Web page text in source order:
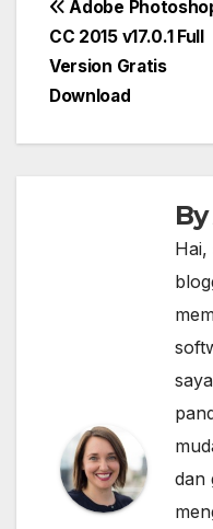
Post
navigation
Adobe
CC 2015 v17.0.1 Full
Version Gratis
Download
By
Hai,
dan